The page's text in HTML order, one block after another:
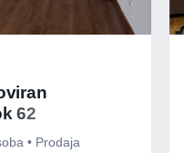
62
• Prodaja